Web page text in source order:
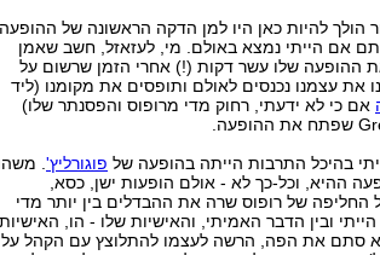
להיות כאן היו למן הדקה הראשונה של ההופעה,
אם הייתי נמצא באולם. מי, לעזאזל, חשב שאמן
ההופעה שלו עשר דקות (!) אחרי הזמן שרשום על
את עצמנו נכנסים לאולם ותופסים את מקומנו (ליד
אם כי לא ידעתי, רחוק מדי מרופוס והפסנתר שלו)
בהיכל התרבות הייתה בהופעה של פוגורליץ' .
ההיא, וכל-כך לא - אולם הופעות ישן, כסא,
החליפה של רופוס שרה את ההבדלים בין יותר מדי
ובין הדבר האמיתי, והאישיות שלו - הו, האישיות
סתם את הפה, הרשה לעצמו להתלוצץ עם הקהל על